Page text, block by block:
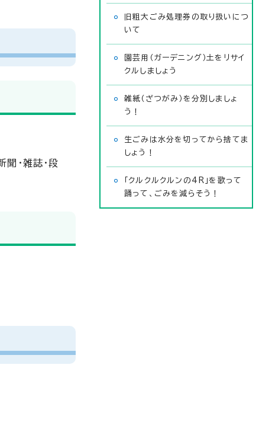
・雑誌・段
旧粗大ごみ処理券の取り扱いにつ
いて
園芸用（ガーデニング）土をリサイ
クルしましょう
雑紙（ざつがみ）を分別しましょ
う！
生ごみは水分を切ってから捨てま
しょう！
「クルクルクルンの4R」を歌って
踊って、ごみを減らそう！